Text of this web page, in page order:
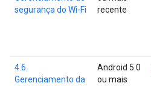
segurança do Wi-Fi
recente
4.6.
Gerenciamento da
Android 5.0
ou mais